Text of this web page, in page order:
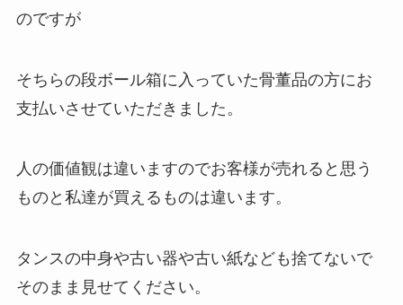
のですが
そちらの段ボール箱に入っていた骨董品の方にお
支払いさせていただきました。
人の価値観は違いますのでお客様が売れると思う
ものと私達が買えるものは違います。
タンスの中身や古い器や古い紙なども捨てないで
そのまま見せてください。